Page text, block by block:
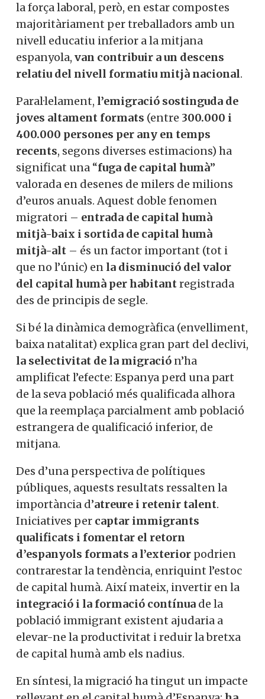
la força laboral, però, en estar compostes
majoritàriament per treballadors amb un
nivell educatiu inferior a la mitjana
espanyola, van contribuir a un descens
relatiu del nivell formatiu mitjà nacional.
Paral·lelament, l’emigració sostinguda de
joves altament formats (entre 300.000 i
400.000 persones per any en temps
recents, segons diverses estimacions) ha
significat una “fuga de capital humà”
valorada en desenes de milers de milions
d’euros anuals. Aquest doble fenomen
migratori – entrada de capital humà
mitjà-baix i sortida de capital humà
mitjà-alt – és un factor important (tot i
que no l’únic) en la disminució del valor
del capital humà per habitantregistrada
des de principis de segle.
Si bé la dinàmica demogràfica (envelliment,
baixa natalitat) explica gran part del declivi,
la selectivitat de la migració n’ha
amplificat l’efecte: Espanya perd una part
de la seva població més qualificada alhora
que la reemplaça parcialment amb població
estrangera de qualificació inferior, de
mitjana.
Des d’una perspectiva de polítiques
públiques, aquests resultats ressalten la
importància d’atreure i retenir talent.
Iniciatives per captar immigrants
qualificats i fomentar el retorn
d’espanyols formats a l’exterior podrien
contrarestar la tendència, enriquint l’estoc
de capital humà. Així mateix, invertir en la
integració i la formació contínua de la
població immigrant existent ajudaria a
elevar-ne la productivitat i reduir la bretxa
de capital humà amb els nadius.
En síntesi, la migració ha tingut un impacte